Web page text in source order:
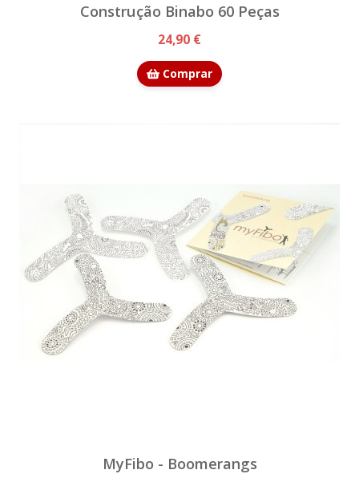
Construção Binabo 60 Peças
24,90 €
Comprar
MyFibo - Boomerangs